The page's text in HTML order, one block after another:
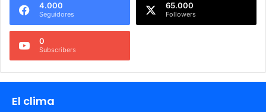
4.000
Seguidores
65.000
Followers
0
Subscribers
El clima